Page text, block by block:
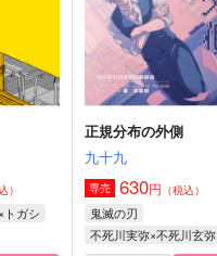
）
トガシ
正規分布の外側
九十九
専売 630円 （税込）
鬼滅の刃
不死川実弥×不死川玄弥